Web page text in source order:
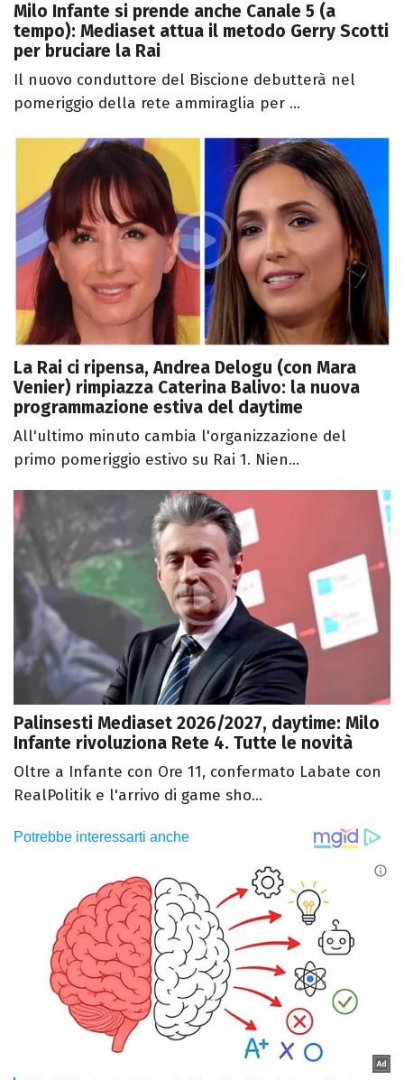
Milo Infante si prende anche Canale 5 (a
tempo): Mediaset attua il metodo Gerry Scotti
per bruciare la Rai
Il nuovo conduttore del Biscione debutterà nel
pomeriggio della rete ammiraglia per ...
La Rai ci ripensa, Andrea Delogu (con Mara
Venier) rimpiazza Caterina Balivo: la nuova
programmazione estiva del daytime
All'ultimo minuto cambia l'organizzazione del
primo pomeriggio estivo su Rai 1. Nien...
Palinsesti Mediaset 2026/2027, daytime: Milo
Infante rivoluziona Rete 4. Tutte le novità
Oltre a Infante con Ore 11, confermato Labate con
RealPolitik e l'arrivo di game sho...